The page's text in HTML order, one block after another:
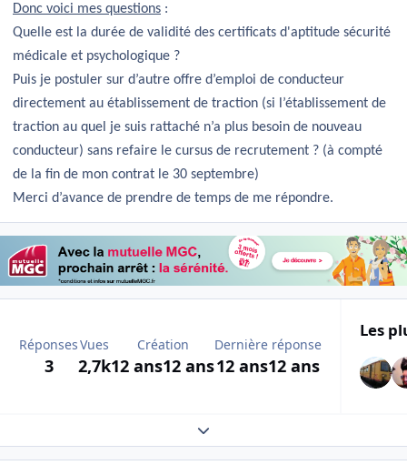
Donc voici mes questions :
Quelle est la durée de validité des certificats d'aptitude sécurité
médicale et psychologique ?
Puis je postuler sur d’autre offre d’emploi de conducteur
directement au établissement de traction (si l’établissement de
traction au quel je suis rattaché n’a plus besoin de nouveau
conducteur) sans refaire le cursus de recrutement ? (à compté
de la fin de mon contrat le 30 septembre)
Merci d’avance de prendre de temps de me répondre.
Réponses
3
Vues
2,7k
Création
12 ans12 ans
Dernière réponse
12 ans12 ans
Les
Expand topic overview